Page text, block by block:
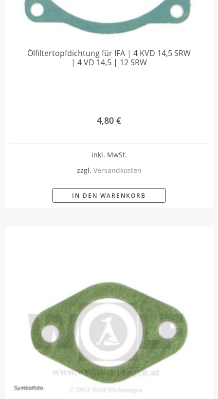
Ölfiltertopfdichtung für IFA | 4 KVD 14,5 SRW
| 4 VD 14,5 | 12 SRW
4,80 €
inkl. MwSt.
zzgl. Versandkosten
IN DEN WARENKORB